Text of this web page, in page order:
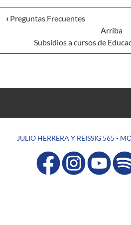
‹ Preguntas Frecuentes
Arriba
Subsidios a cursos de
JULIO HERRERA Y REISSIG 565 -